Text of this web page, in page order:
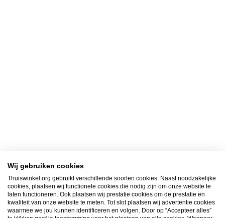
Wij gebruiken cookies
Thuiswinkel.org gebruikt verschillende soorten cookies. Naast noodzakelijke
cookies, plaatsen wij functionele cookies die nodig zijn om onze website te
laten functioneren. Ook plaatsen wij prestatie cookies om de prestatie en
kwaliteit van onze website te meten. Tot slot plaatsen wij advertentie cookies
waarmee we jou kunnen identificeren en volgen. Door op “Accepteer alles”